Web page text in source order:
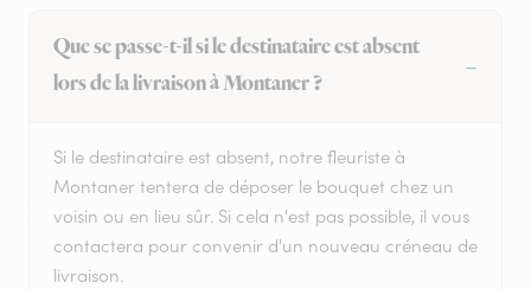
Que se passe-t-il si le destinataire est absent
lors de la livraison à Montaner ?
Si le destinataire est absent, notre fleuriste à
Montaner tentera de déposer le bouquet chez un
voisin ou en lieu sûr. Si cela n'est pas possible, il vous
contactera pour convenir d'un nouveau créneau de
livraison.